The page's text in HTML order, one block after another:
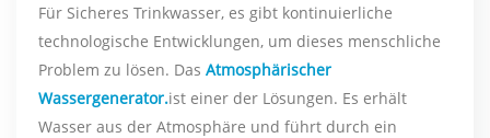
Für Sicheres Trinkwasser, es gibt kontinuierliche
technologische Entwicklungen, um dieses menschliche
Problem zu lösen. Das Atmosphärischer
Wassergenerator.ist einer der Lösungen. Es erhält
Wasser aus der Atmosphäre und führt durch ein